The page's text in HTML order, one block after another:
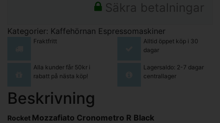
Säkra betalningar
Kategorier: Kaffehörnan Espressomaskiner
Fraktfritt
Alltid öppet köp i 30
dagar
Alla kunder får 50kr i
rabatt på nästa köp!
Lagersaldo: 2-7 dagar
centrallager
Beskrivning
Rocket Mozzafiato Cronometro R Black